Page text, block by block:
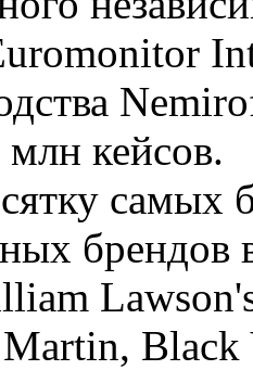
кейсов.
самых
брендов